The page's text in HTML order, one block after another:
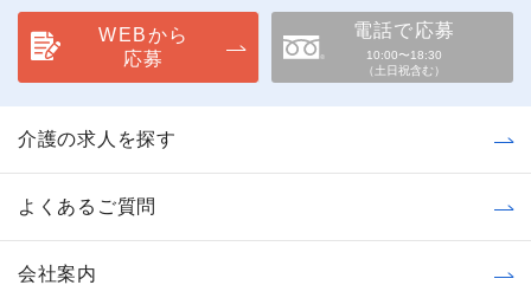
WEBから
応募
電話で応募
10:00〜18:30
（土日祝含む）
介護の求人を探す
よくあるご質問
会社案内